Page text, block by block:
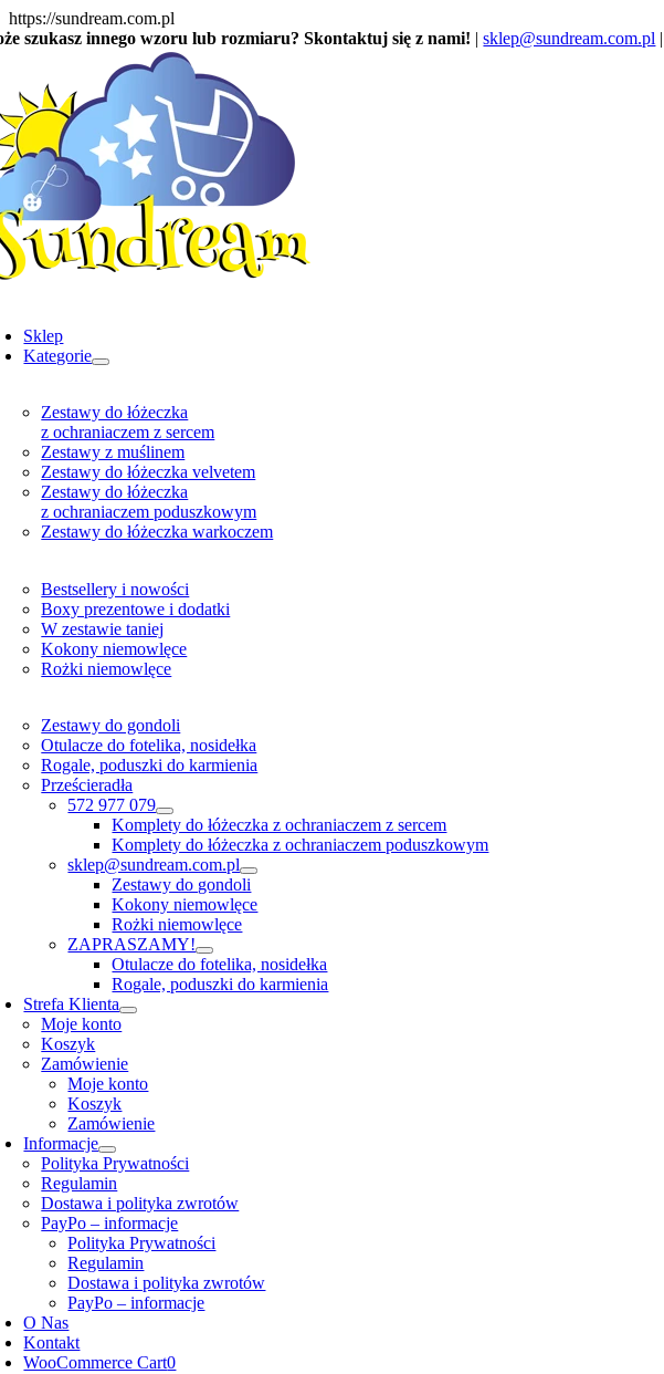
https://sundream.com.pl
to
content
szukasz innego wzoru lub rozmiaru? Skontaktuj się z nami! |sklep@sundream.com.pl
Sklep
Kategorie
Zestawy do łóżeczka
z ochraniaczem z sercem
Zestawy z muślinem
Zestawy do łóżeczka velvetem
Zestawy do łóżeczka
z ochraniaczem poduszkowym
Zestawy do łóżeczka warkoczem
Bestsellery i nowości
Boxy prezentowe i dodatki
W zestawie taniej
Kokony niemowlęce
Rożki niemowlęce
Zestawy do gondoli
Otulacze do fotelika, nosidełka
Rogale, poduszki do karmienia
Prześcieradła
572 977 079
Komplety do łóżeczka z ochraniaczem z sercem
Komplety do łóżeczka z ochraniaczem poduszkowym
sklep@sundream.com.pl
Zestawy do gondoli
Kokony niemowlęce
Rożki niemowlęce
ZAPRASZAMY!
Otulacze do fotelika, nosidełka
Rogale, poduszki do karmienia
Strefa Klienta
Moje konto
Koszyk
Zamówienie
Moje konto
Koszyk
Zamówienie
Informacje
Polityka Prywatności
Regulamin
Dostawa i polityka zwrotów
PayPo – informacje
Polityka Prywatności
Regulamin
Dostawa i polityka zwrotów
PayPo – informacje
O Nas
Kontakt
WooCommerce Cart0